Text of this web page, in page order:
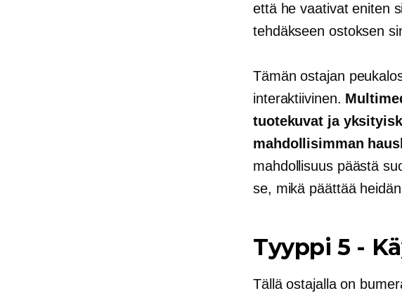
että he vaativat eniten
tehdäkseen ostoksen
Tämän ostajan
interaktiivinen.
tuotekuvat ja
mahdollisimman
mahdollisuus päästä
se, mikä päättää
Tyyppi 5 -
Tällä ostajalla on